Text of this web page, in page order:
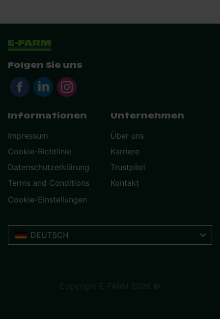
Folgen Sie uns
Informationen
Impressum
Cookie-Richtlinie
Datenschutzerklärung
Terms and Conditions
Cookie-Einstellungen
Unternehmen
Über uns
Karriere
Trustpilot
Kontakt
DEUTSCH